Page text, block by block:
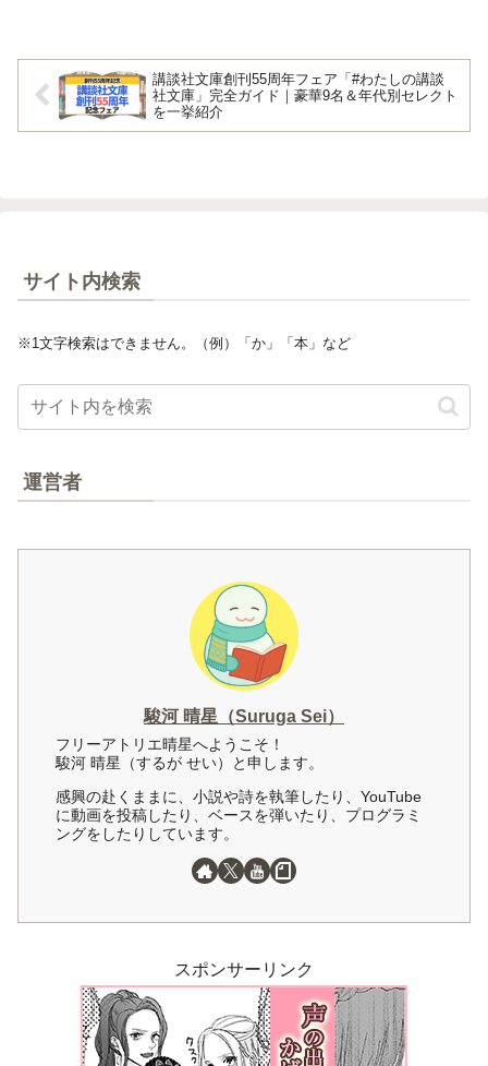
講談社文庫創刊55周年フェア「#わたしの講談
社文庫」完全ガイド｜豪華9名＆年代別セレクト
を一挙紹介
サイト内検索
※1文字検索はできません。（例）「か」「本」など
運営者
駿河 晴星（Suruga Sei）
フリーアトリエ晴星へようこそ！
駿河 晴星（するが せい）と申します。
感興の赴くままに、小説や詩を執筆したり、YouTube
に動画を投稿したり、ベースを弾いたり、プログラミ
ングをしたりしています。
スポンサーリンク